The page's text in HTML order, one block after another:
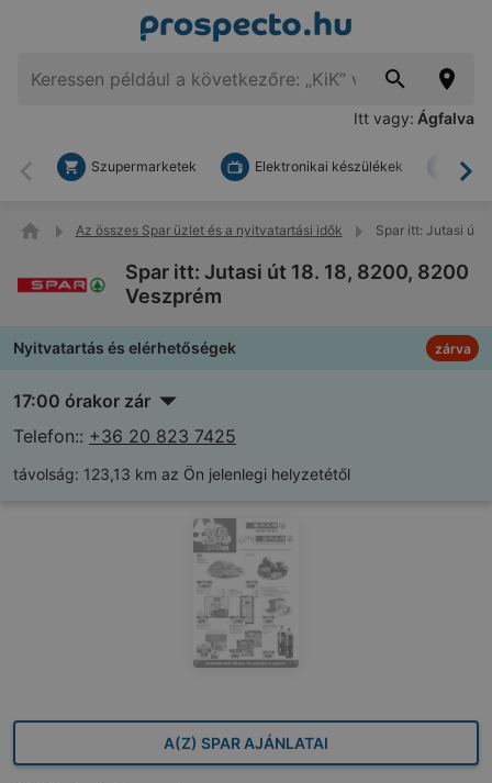
Itt vagy: Ágfalva
Vissza
Szupermarketek Elektronikai készülékek
Az összes Spar üzlet és a nyitvatartási idők Spar itt: Jutasi út
Spar itt: Jutasi út 18. 18, 8200, 8200
Veszprém
Nyitvatartás és elérhetőségek zárva
17:00 órakor zár
Telefon:: +36 20 823 7425
távolság: 123,13 km az Ön jelenlegi helyzetétől
A(Z) SPAR AJÁNLATAI